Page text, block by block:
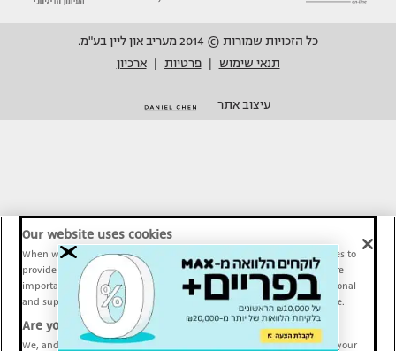
כל הזכויות שמורות © 2014 מעריב און ליין בע"מ.
תנאי שימוש
פרטיות ארכיון
עיצוב אתר
Our website uses cookies
When we provide Maariv, TMI and Sport1 content online, we use cookies to
provide social media features and to analyze our traffic. These tools are
important and necessary for our website functionality. Others are optional
and support Maariv, TMI and Sport1 activity and your online experience.
Are you happy to accept cookies?
We, and our partners, use information about your use of our site and your